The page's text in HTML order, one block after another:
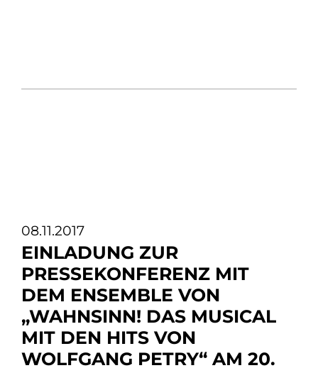
08.11.2017
EINLADUNG ZUR
PRESSEKONFERENZ MIT
DEM ENSEMBLE VON
„WAHNSINN! DAS MUSICAL
MIT DEN HITS VON
WOLFGANG PETRY“ AM 20.